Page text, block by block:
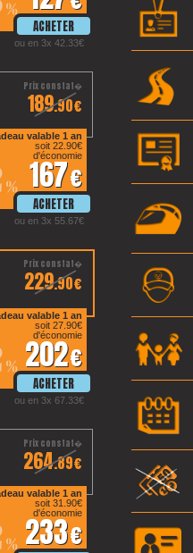
ou en 3x 42.33
%
189.90
valable 1 an
167
ou en 3x 55.67
%
soit 22.90
d'économie
229.90
valable 1 an
202
ou en 3x 67.33
%
soit 27.90
d'économie
264.89
valable 1 an
233
%
soit 31.90
d'économie